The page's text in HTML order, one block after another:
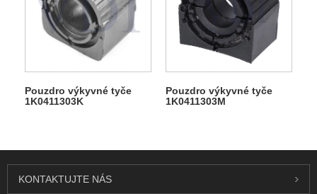
Pouzdro výkyvné tyče
1K0411303K
Pouzdro výkyvné tyče
1K0411303M
KONTAKTUJTE NÁS